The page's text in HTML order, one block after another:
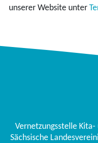
unserer Website unter
Vernetzungsstelle Kita-
Sächsische